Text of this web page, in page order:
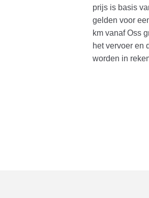
prijs is basis
gelden voor
km vanaf Oss
het vervoer en
worden in